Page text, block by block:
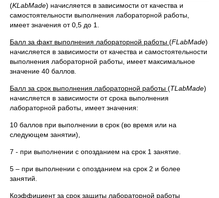
(KLabMade) начисляется в зависимости от качества и
самостоятельности выполнения лабораторной работы,
имеет значения от 0,5 до 1.
Балл за факт выполнения лабораторной работы (FLabMade)
начисляется в зависимости от качества и самостоятельности
выполнения лабораторной работы, имеет максимальное
значение 40 баллов.
Балл за срок выполнения лабораторной работы (TLabMade)
начисляется в зависимости от срока выполнения
лабораторной работы, имеет значения:
10 баллов при выполнении в срок (во время или на
следующем занятии),
7 - при выполнении с опозданием на срок 1 занятие.
5 – при выполнении с опозданием на срок 2 и более
занятий.
Коэффициент за срок защиты лабораторной работы